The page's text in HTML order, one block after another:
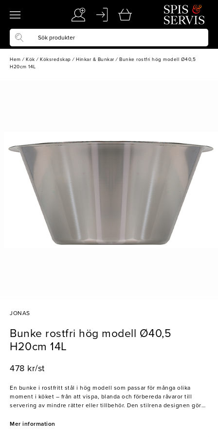
Hem / Kök / Köksredskap / Hinkar & Bunkar / Bunke rostfri hög modell Ø40,5
H20cm 14L
JONAS
Bunke rostfri hög modell Ø40,5
H20cm 14L
478 kr/st
En bunke i rostfritt stål i hög modell som passar för många olika
moment i köket – från att vispa, blanda och förbereda råvaror till
servering av mindre rätter eller tillbehör. Den stilrena designen gör
rostfritt stål som är slitstarkt, hygieniskt och enkelt att rengöra. Flera
Mer information